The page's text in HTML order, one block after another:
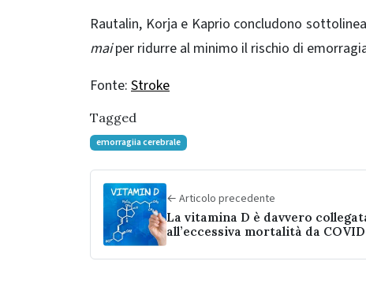
Rautalin, Korja e Kaprio concludono
maiper ridurre al minimo il rischio di
Fonte: Stroke
Tagged
emorragiia cerebrale
← Articolo precedente
La vitamina D è davvero
all’eccessiva mortalità da